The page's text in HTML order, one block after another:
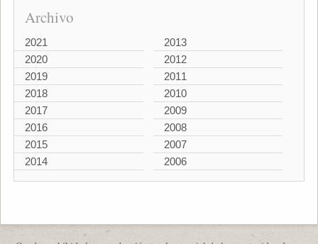
Archivo
2021
2020
2019
2018
2017
2016
2015
2014
2013
2012
2011
2010
2009
2008
2007
2006